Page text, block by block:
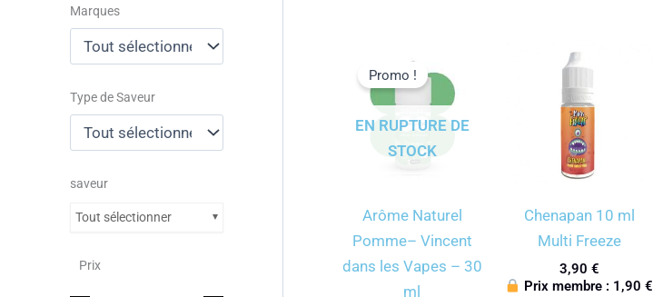
Marques
Type de Saveur
saveur
Tout sélectionner
Prix
EN RUPTURE DE
STOCK
Promo !
Arôme Naturel
Pomme– Vincent
dans les Vapes – 30
ml
Chenapan 10 ml
Multi Freeze
3,90 €
Prix membre : 1,90€